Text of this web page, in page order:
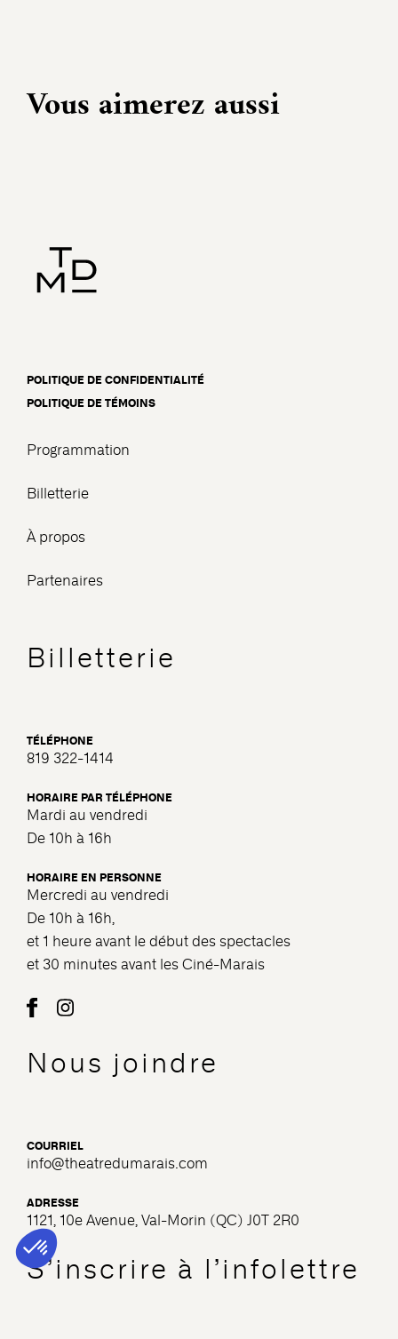
Vous aimerez aussi
Programmation
Billetterie
À propos
Partenaires
Billetterie
TÉLÉPHONE
819 322-1414
HORAIRE PAR TÉLÉPHONE
Mardi au vendredi
De 10h à 16h
HORAIRE EN PERSONNE
Mercredi au vendredi
De 10h à 16h,
et 1 heure avant le début des spectacles
et 30 minutes avant les Ciné-Marais
Nous joindre
COURRIEL
info@theatredumarais.com
ADRESSE
1121, 10e Avenue, Val-Morin (QC) J0T 2R0
S’inscrire à l’infolettre
POLITIQUE DE CONFIDENTIALITÉ
POLITIQUE DE TÉMOINS